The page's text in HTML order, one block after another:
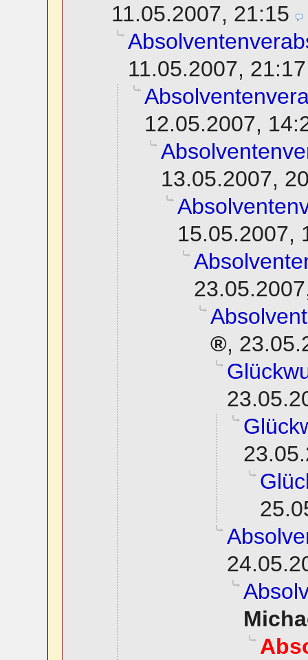
11.05.2007, 21:15
11.05.2007, 21:17
12.05.2007,
13.05.2007,
15.05.2007,
,